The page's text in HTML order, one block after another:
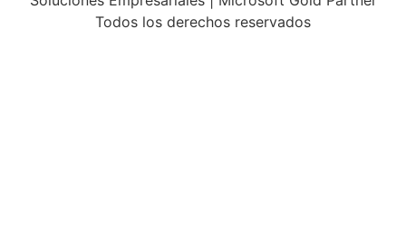
Todos los derechos reservados